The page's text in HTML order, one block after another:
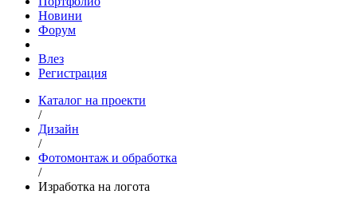
Новини
Форум
Влез
Регистрация
Каталог на проекти
/
Дизайн
/
Фотомонтаж и обработка
/
Изработка на логота